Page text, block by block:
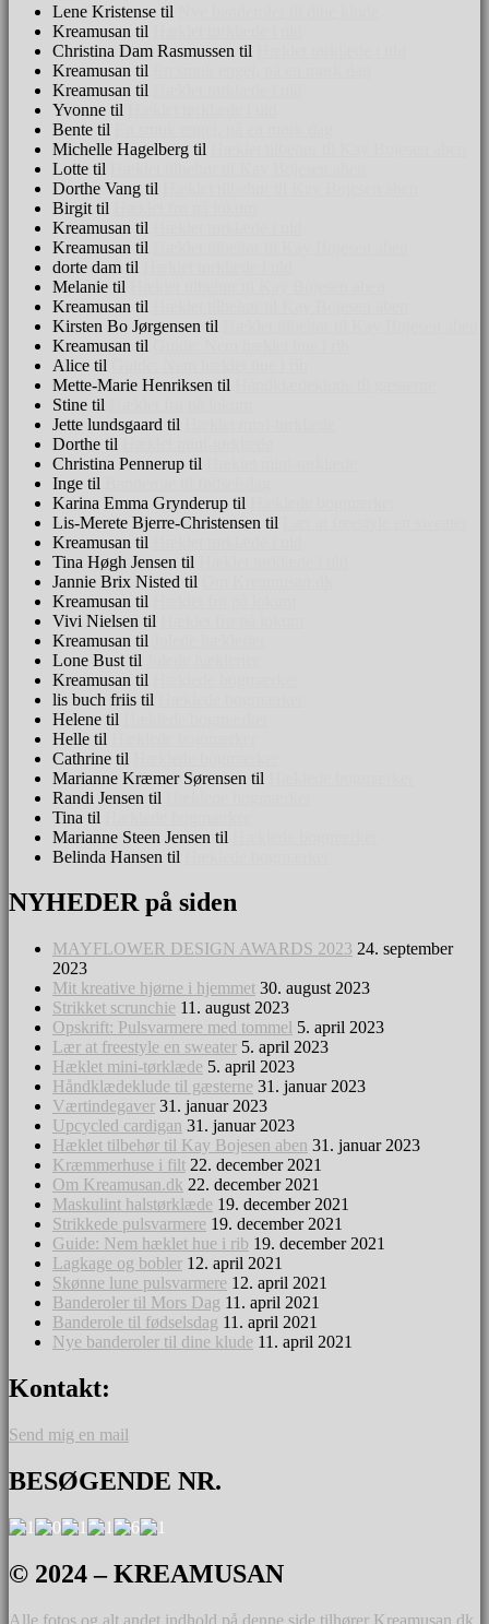
Lene Kristense til
Kreamusan til
Christina Dam Rasmussen til
Kreamusan til
Kreamusan til
Yvonne til
Bente til
Michelle Hagelberg til
Lotte til
Dorthe Vang til
Birgit til
Kreamusan til
Kreamusan til
dorte dam til
Melanie til
Kreamusan til
Kirsten Bo Jørgensen til
Kreamusan til
Alice til
Mette-Marie Henriksen til
Stine til
Jette lundsgaard til
Dorthe til
Christina Pennerup til
Inge til
Karina Emma Grynderup til
Lis-Merete Bjerre-Christensen til
Kreamusan til
Tina Høgh Jensen til
Jannie Brix Nisted til
Kreamusan til
Vivi Nielsen til
Kreamusan til
Lone Bust til
Kreamusan til
lis buch friis til
Helene til
Helle til
Cathrine til
Marianne Kræmer Sørensen til
Randi Jensen til
Tina til
Marianne Steen Jensen til
Belinda Hansen til
min finurlige verden
NYHEDER på siden
MAYFLOWER DESIGN AWARDS 2023 24. september
2023
Mit kreative hjørne i hjemmet 30. august 2023
Strikket scrunchie 11. august 2023
Opskrift: Pulsvarmere med tommel 5. april 2023
Lær at freestyle en sweater 5. april 2023
Hæklet mini-tørklæde 5. april 2023
Håndklædeklude til gæsterne 31. januar 2023
Værtindegaver 31. januar 2023
Upcycled cardigan 31. januar 2023
Hæklet tilbehør til Kay Bojesen aben 31. januar 2023
Kræmmerhuse i filt 22. december 2021
Om Kreamusan.dk 22. december 2021
Maskulint halstørklæde 19. december 2021
Strikkede pulsvarmere 19. december 2021
Guide: Nem hæklet hue i rib 19. december 2021
Lagkage og bobler 12. april 2021
Skønne lune pulsvarmere 12. april 2021
Banderoler til Mors Dag 11. april 2021
Banderole til fødselsdag 11. april 2021
Nye banderoler til dine klude 11. april 2021
Kontakt:
Send mig en mail
BESØGENDE NR.
© 2024 – KREAMUSAN
Alle fotos og alt andet indhold på denne side tilhører Kreamusan.dk